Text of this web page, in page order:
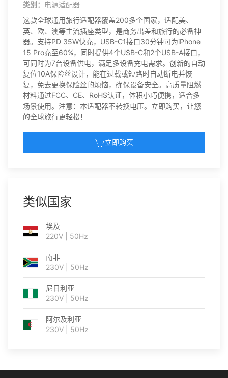
类别： 电源适配器
这款全球通用旅行适配器覆盖200多个国家，适配美、
英、欧、澳等主流插座类型，是商务出差和旅行的必备神
器。支持PD 35W快充，USB-C1接口30分钟可为iPhone
15 Pro充至60%，同时提供4个USB-C和2个USB-A接口，
可同时为7台设备供电，满足多设备充电需求。创新的自动
复位10A保险丝设计，能在过载或短路时自动断电并恢
复，免去更换保险丝的烦恼，确保设备安全。高质量阻燃
材料通过FCC、CE、RoHS认证，体积小巧便携，适合多
场景使用。注意：本适配器不转换电压。立即购买，让您
的全球旅行更轻松！
立即购买
类似国家
埃及
220V | 50Hz
南非
230V | 50Hz
尼日利亚
230V | 50Hz
阿尔及利亚
230V | 50Hz